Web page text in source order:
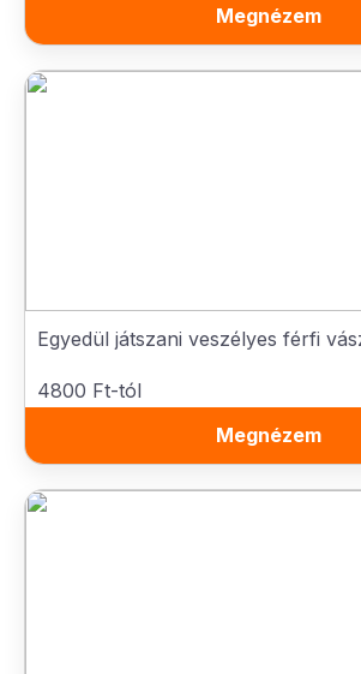
Megnézem
Egyedül játszani veszélyes férfi
4800 Ft-tól
Megnézem